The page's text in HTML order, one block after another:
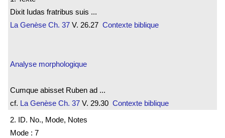
Dixit Iudas fratribus suis ...
La Genèse Ch. 37 V. 26.27 Contexte biblique
Analyse morphologique
Cumque abisset Ruben ad ...
cf. La Genèse Ch. 37 V. 29.30 Contexte biblique
2. ID. No., Mode, Notes
Mode : 7